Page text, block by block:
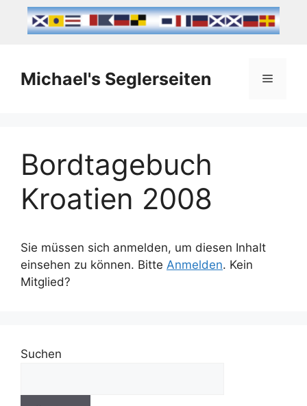
Michael's Seglerseiten
Bordtagebuch
Kroatien 2008
Sie müssen sich anmelden, um diesen Inhalt
einsehen zu können. Bitte Anmelden. Kein
Mitglied?
Suchen